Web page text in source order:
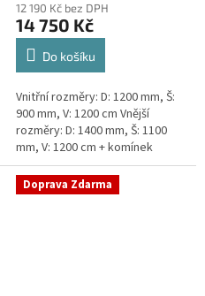
12 190 Kč bez DPH
14 750 Kč
Do košíku
Vnitřní rozměry: D: 1200 mm, Š:
900 mm, V: 1200 cm Vnější
rozměry: D: 1400 mm, Š: 1100
mm, V: 1200 cm + komínek
Šachta na vrt k obetonování -
vhodná pod parkovací...
Doprava Zdarma